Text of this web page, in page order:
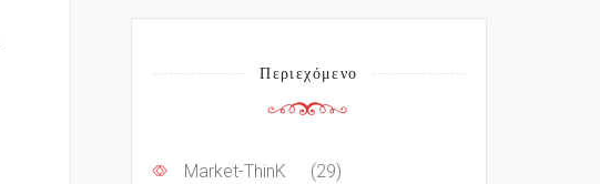
Περιεχόμενο
Market-ThinK (29)